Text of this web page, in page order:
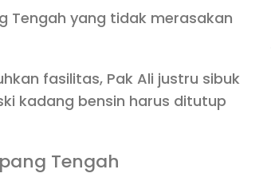
Tengah yang tidak merasakan
fasilitas, Pak Ali justru sibuk
kadang bensin harus ditutup
Tengah